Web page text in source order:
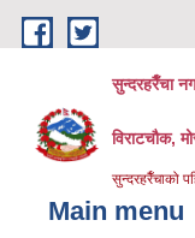
Skip to main content
सुन्दरहरैँचा
विराटचौक,
सुन्दरहरैँचाको
Main menu